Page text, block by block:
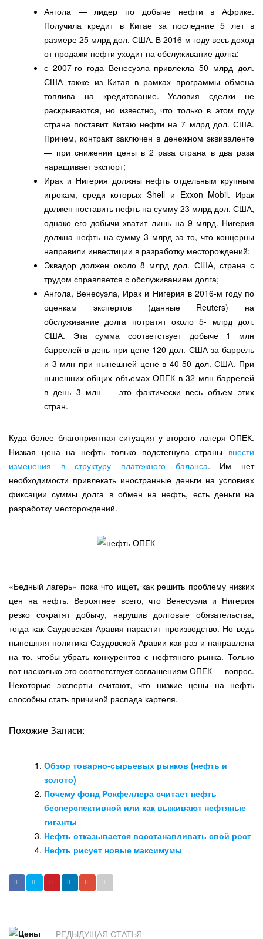
Ангола — лидер по добыче нефти в Африке.
Получила кредит в Китае за последние 5 лет в
размере 25 млрд дол. США. В 2016-м году весь доход
от продажи нефти уходит на обслуживание долга;
с 2007-го года Венесуэла привлекла 50 млрд дол.
США также из Китая в рамках программы обмена
топлива на кредитование. Условия сделки не
раскрываются, но известно, что только в этом году
страна поставит Китаю нефти на 7 млрд дол. США.
Причем, контракт заключен в денежном эквиваленте
— при снижении цены в 2 раза страна в два раза
наращивает экспорт;
Ирак и Нигерия должны нефть отдельным крупным
игрокам, среди которых Shell и Exxon Mobil. Ирак
должен поставить нефть на сумму 23 млрд дол. США,
однако его добычи хватит лишь на 9 млрд. Нигерия
должна нефть на сумму 3 млрд за то, что концерны
направили инвестиции в разработку месторождений;
Эквадор должен около 8 млрд дол. США, страна с
трудом справляется с обслуживанием долга;
Ангола, Венесуэла, Ирак и Нигерия в 2016-м году по
оценкам экспертов (данные Reuters) на
обслуживание долга потратят около 5- млрд дол.
США. Эта сумма соответствует добыче 1 млн
баррелей в день при цене 120 дол. США за баррель
и 3 млн при нынешней цене в 40-50 дол. США. При
нынешних общих объемах ОПЕК в 32 млн баррелей
в день 3 млн — это фактически весь объем этих
стран.
Куда более благоприятная ситуация у второго лагеря ОПЕК.
Низкая цена на нефть только подстегнула страны внести
изменения в структуру платежного баланса. Им нет
необходимости привлекать иностранные деньги на условиях
фиксации суммы долга в обмен на нефть, есть деньги на
разработку месторождений.
«Бедный лагерь» пока что ищет, как решить проблему низких
цен на нефть. Вероятнее всего, что Венесуэла и Нигерия
резко сократят добычу, нарушив долговые обязательства,
тогда как Саудовская Аравия нарастит производство. Но ведь
нынешняя политика Саудовской Аравии как раз и направлена
на то, чтобы убрать конкурентов с нефтяного рынка. Только
вот насколько это соответствует соглашениям ОПЕК — вопрос.
Некоторые эксперты считают, что низкие цены на нефть
способны стать причиной распада картеля.
Похожие Записи:
Обзор товарно-сырьевых рынков (нефть и
золото)
Почему фонд Рокфеллера считает нефть
бесперспективной или как выживают нефтяные
гиганты
Нефть отказывается восстанавливать свой рост
Нефть рисует новые максимумы
РЕДЫДУЩАЯ СТАТЬЯ